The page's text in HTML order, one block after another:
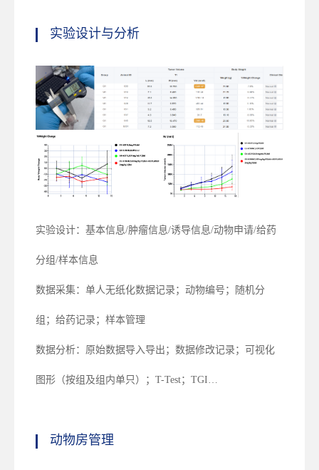
实验设计与分析
实验设计：基本信息/肿瘤信息/诱导信息/动物申请/给药
分组/样本信息
数据采集：单人无纸化数据记录；动物编号；随机分
组；给药记录；样本管理
数据分析：原始数据导入导出；数据修改记录；可视化
图形（按组及组内单只）；T-Test；TGI…
动物房管理